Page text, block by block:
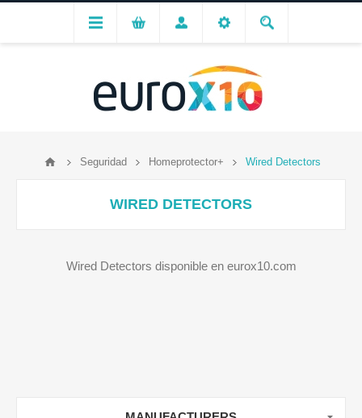
Seguridad Homeprotector+ Wired Detectors
WIRED DETECTORS
Wired Detectors disponible en eurox10.com